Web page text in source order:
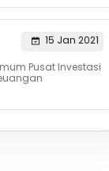
15 Jan 2021
Pusat Investasi